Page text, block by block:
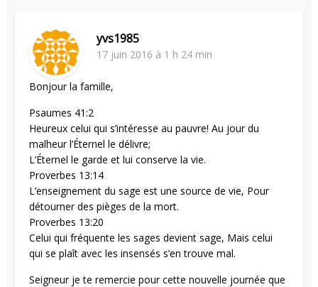
yvs1985
17 juin 2016 à 1 h 24 min
Bonjour la famille,
Psaumes 41:2
Heureux celui qui s’intéresse au pauvre! Au jour du
malheur l’Éternel le délivre;
L’Éternel le garde et lui conserve la vie.
Proverbes 13:14
L’enseignement du sage est une source de vie, Pour
détourner des pièges de la mort.
Proverbes 13:20
Celui qui fréquente les sages devient sage, Mais celui
qui se plaît avec les insensés s’en trouve mal.
Seigneur je te remercie pour cette nouvelle journée que